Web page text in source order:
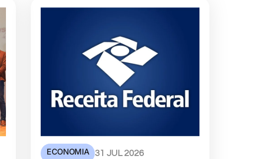
ECONOMIA 31 JUL 2026